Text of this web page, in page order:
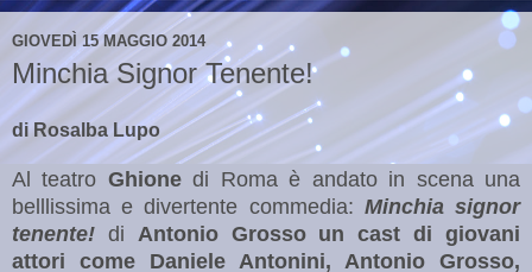
GIOVEDÌ 15 MAGGIO 2014
Minchia Signor Tenente!
di Rosalba Lupo
Al teatro Ghionedi Roma è andato in scena una
belllissima e divertente commedia: Minchia signor
tenente! di Antonio Grosso un cast di giovani
attori come
Daniele Antonini, Antonio Grosso,